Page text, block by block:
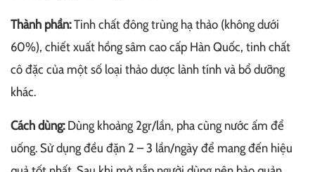
Thành phần:Tinh chất đông trùng hạ thảo (không dưới
60%), chiết xuất hồng sâm cao cấp Hàn Quốc, tinh chất
cô đặc của một số loại thảo dược lành tính và bổ dưỡng
khác.
Cách dùng:Dùng khoảng 2gr/lần, pha cùng nước ấm để
uống. Sử dụng đều đặn 2 – 3 lần/ngày để mang đến hiệu